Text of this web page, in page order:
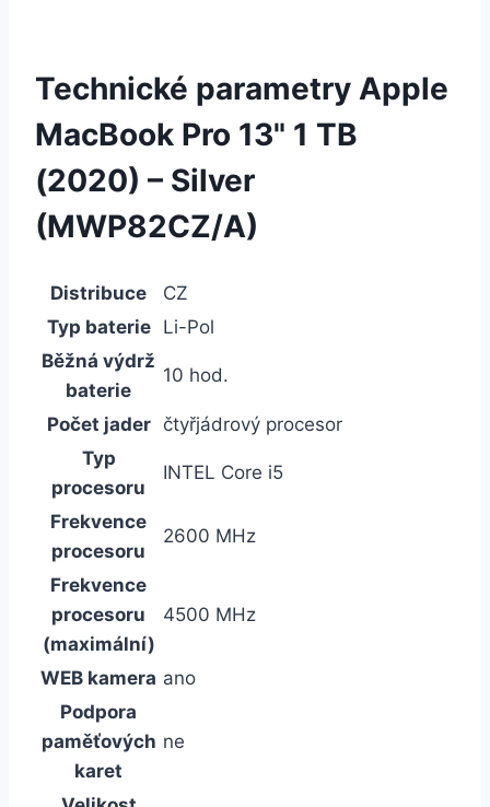
Technické parametry Apple
MacBook Pro 13" 1 TB
(2020) – Silver
(MWP82CZ/A)
Distribuce
CZ
Typ baterie
Li-Pol
Běžná výdrž
baterie
10 hod.
Počet jader
čtyřjádrový procesor
Typ
procesoru
INTEL Core i5
Frekvence
procesoru
2600 MHz
Frekvence
procesoru
(maximální)
4500 MHz
WEB kamera ano
Podpora
paměťových
karet
ne